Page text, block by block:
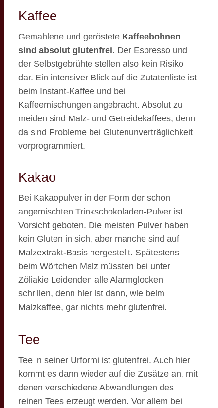
Kaffee
Gemahlene und geröstete Kaffeebohnen
sind absolut glutenfrei. Der Espresso und
der Selbstgebrühte stellen also kein Risiko
dar. Ein intensiver Blick auf die Zutatenliste ist
beim Instant-Kaffee und bei
Kaffeemischungen angebracht. Absolut zu
meiden sind Malz- und Getreidekaffees, denn
da sind Probleme bei Glutenunverträglichkeit
vorprogrammiert.
Kakao
Bei Kakaopulver in der Form der schon
angemischten Trinkschokoladen-Pulver ist
Vorsicht geboten. Die meisten Pulver haben
kein Gluten in sich, aber manche sind auf
Malzextrakt-Basis hergestellt. Spätestens
beim Wörtchen Malz müssten bei unter
Zöliakie Leidenden alle Alarmglocken
schrillen, denn hier ist dann, wie beim
Malzkaffee, gar nichts mehr glutenfrei.
Tee
Tee in seiner Urformi ist glutenfrei. Auch hier
kommt es dann wieder auf die Zusätze an, mit
denen verschiedene Abwandlungen des
reinen Tees erzeugt werden. Vor allem bei